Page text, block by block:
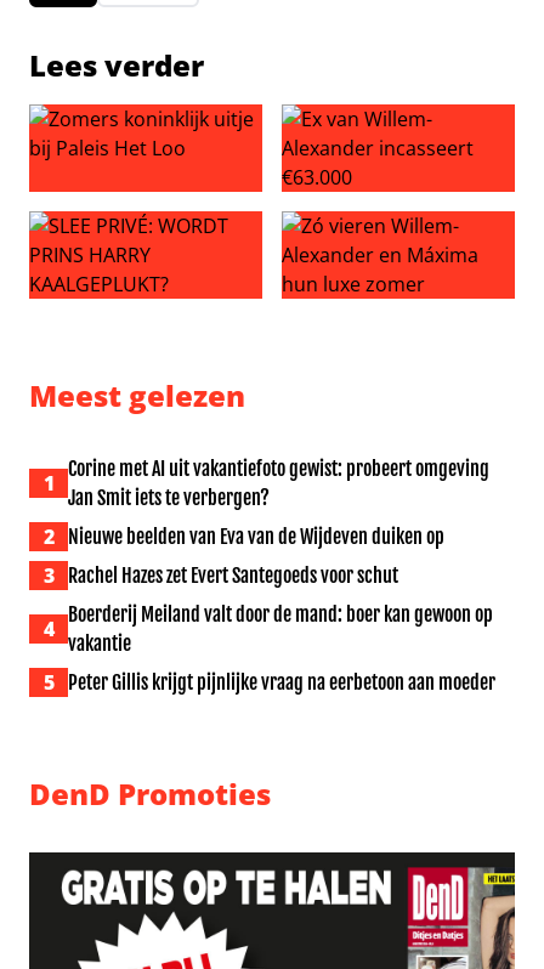
Lees verder
Zomers koninklijk uitje bij Paleis Het LooEx van Willem-Alexander
Meest gelezen
1
Corine met AI uit vakantiefoto gewist: probeert omgeving
Jan Smit iets te verbergen?
2 Nieuwe beelden van Eva van de Wijdeven duiken op
3 Rachel Hazes zet Evert Santegoeds voor schut
4
Boerderij Meiland valt door de mand: boer kan gewoon op
vakantie
5 Peter Gillis krijgt pijnlijke vraag na eerbetoon aan moeder
DenD Promoties